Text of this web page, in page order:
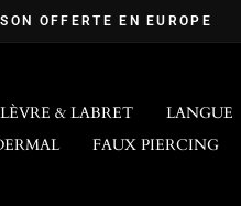
OFFERTE EN EUROPE
LÈVRE & LABRET LANGUE
FAUX PIERCING